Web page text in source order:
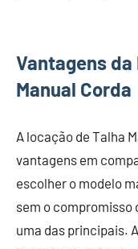
Vantagens
Manual Corda
A locação de Talha
vantagens em
escolher o modelo
sem o compromisso
uma das principais.